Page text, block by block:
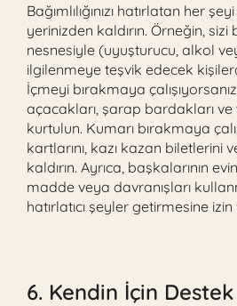
Bağımlılığınızı hatırlatan her
yerinizden kaldırın. Örneğin, sizi
nesnesiyle (uyuşturucu, alkol
ilgilenmeye teşvik edecek
İçmeyi bırakmaya
açacakları, şarap bardakları
kurtulun. Kumarı bırakmaya
kartlarını, kazı kazan biletlerini
kaldırın. Ayrıca, başkalarının
madde veya davranışları
hatırlatıcı şeyler getirmesine
6. Kendin İçin